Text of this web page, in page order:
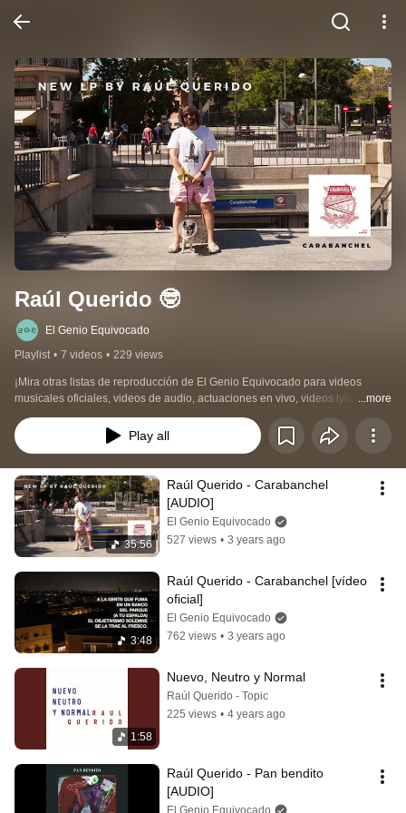
Raúl Querido 🤓
El Genio Equivocado
Playlist • 7 videos • 229 views
¡Mira otras listas de reproducción de El Genio Equivocado para videos
musicales oficiales, videos de audio, actuaciones en vivo, videos lyrics y
más!
...more
Play all
35:56
Raúl Querido - Carabanchel
[AUDIO]
El Genio Equivocado
527 views • 3 years ago
3:48
Raúl Querido - Carabanchel [vídeo
oficial]
El Genio Equivocado
762 views • 3 years ago
1:58
Nuevo, Neutro y Normal
Raúl Querido - Topic
225 views • 4 years ago
Raúl Querido - Pan bendito
[AUDIO]
El Genio Equivocado